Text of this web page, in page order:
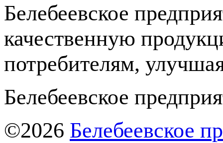
Белебеевское
качественную
потребителям,
Белебеевское
©2026 Белебеевское